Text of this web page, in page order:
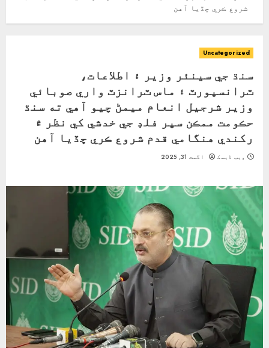
شروع ڪري ڇڏيا آهن
Uncategorized
سنڌ جي سينئر وزير ۽ اطلاعات،
ٽرانسپورٽ ۽ ماس ٽرانزٽ واري صوبائي
وزير شرجيل انعام ميمڻ چيو آهي ته سنڌ
حڪومت ممڪن سپر فلڊ جي خدشي کي نظر ۾
رکندي هنگامي قدم شروع ڪري ڇڏيا آهن
ویب ڈیسک اگست 31, 2025